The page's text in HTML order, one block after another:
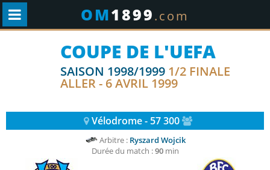
OM1899.com
COUPE DE L'UEFA
SAISON 1998/1999 1/2 FINALE
ALLER - 6 AVRIL 1999
Vélodrome - 57 300
Arbitre : Ryszard Wojcik
Durée du match :90min